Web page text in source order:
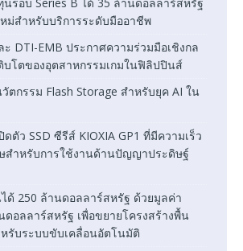
หม่สำหรับบริการระดับมืออาชีพ
ะ DTI-EMB ประกาศความร่วมมือเชิงกล
ติบโตของอุตสาหกรรมเกมในฟิลิปปินส์
ตกรรม Flash Storage สำหรับยุค AI ใน
ดตัว SSD ซีรีส์ KIOXIA GP1 ที่มีความเร็ว
ษสำหรับการใช้งานด้านปัญญาประดิษฐ์
ด้ 250 ล้านดอลลาร์สหรัฐ ด้วยมูลค่า
อลลาร์สหรัฐ เพื่อขยายโครงสร้างพื้น
รับระบบขับเคลื่อนอัตโนมัติ